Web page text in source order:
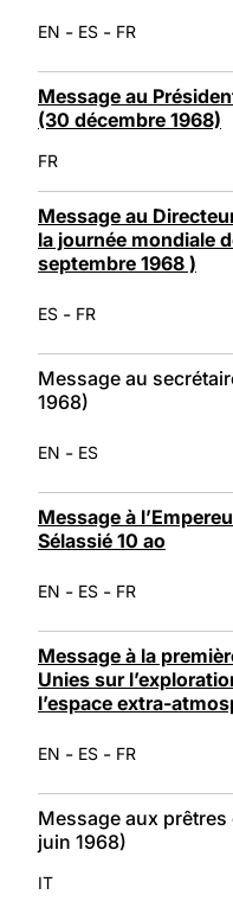
EN - ES - FR
Message au
(30 décembre 1968)
FR
Message au
la journée mondiale
septembre 1968 )
ES - FR
Message au
1968)
EN - ES
Message à
Sélassié 10 ao
EN - ES - FR
Message à la
Unies sur
l’espace extra-
EN - ES - FR
Message aux
juin 1968)
IT